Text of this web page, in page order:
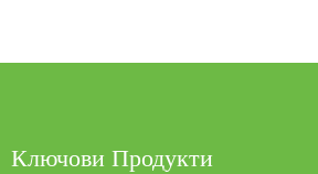
Ключови Продукти